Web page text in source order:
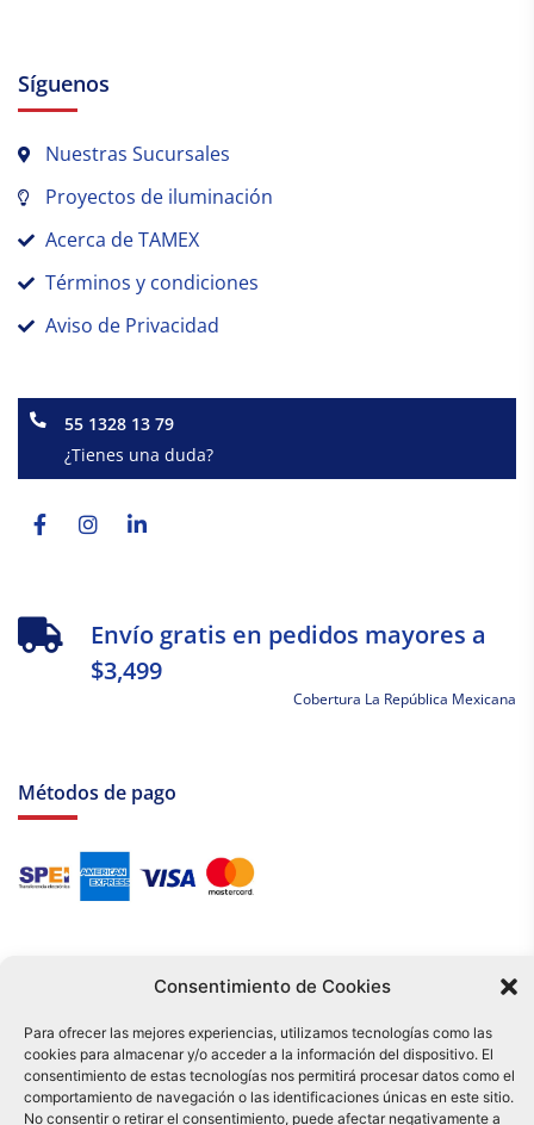
Consentimiento de Cookies
Para ofrecer las mejores experiencias, utilizamos tecnologías como las
cookies para almacenar y/o acceder a la información del dispositivo. El
consentimiento de estas tecnologías nos permitirá procesar datos como el
comportamiento de navegación o las identificaciones únicas en este sitio.
No consentir o retirar el consentimiento, puede afectar negativamente a
Síguenos
Nuestras Sucursales
Proyectos de iluminación
Acerca de TAMEX
Términos y condiciones
Aviso de Privacidad
55 1328 13 79
¿Tienes una duda?
f
Envío gratis en pedidos mayores a
$3,499
Cobertura La República Mexicana
Métodos de pago
Tu compra es respaldada por nuestro certificado SSL y operada bajo las
mejores prácticas de seguridad.
Distribuidora Tamex - México